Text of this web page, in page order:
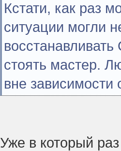
Кстати, как раз
ситуации могли
стоять мастер.
вне
Уже в который